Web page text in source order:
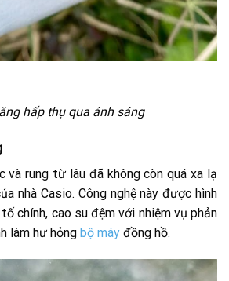
hấp thụ qua ánh sáng
và rung từ lâu đã không còn quá xa lạ
nhà Casio. Công nghệ này được hình
chính, cao su đệm với nhiệm vụ phản
làm hư hỏng bộ máy đồng hồ.